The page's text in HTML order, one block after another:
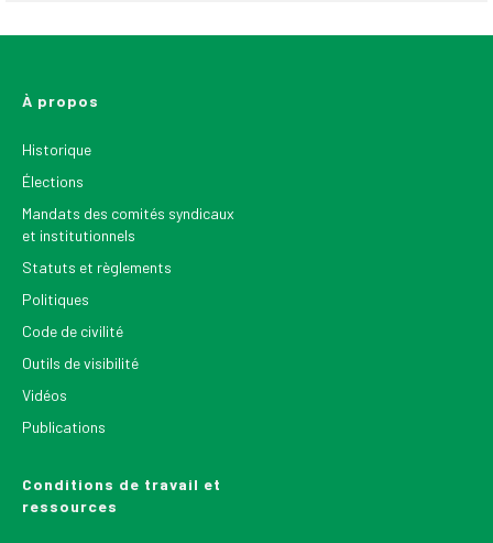
À propos
Historique
Élections
Mandats des comités syndicaux
et institutionnels
Statuts et règlements
Politiques
Code de civilité
Outils de visibilité
Vidéos
Publications
Conditions de travail et
ressources